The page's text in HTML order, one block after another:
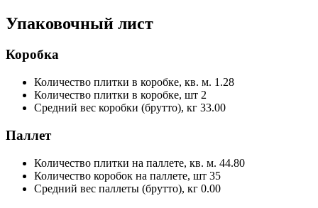
Упаковочный лист
Коробка
Количество плитки в коробке, кв. м. 1.28
Количество плитки в коробке, шт 2
Средний вес коробки (брутто), кг 33.00
Паллет
Количество плитки на паллете, кв. м. 44.80
Количество коробок на паллете, шт 35
Средний вес паллеты (брутто), кг 0.00